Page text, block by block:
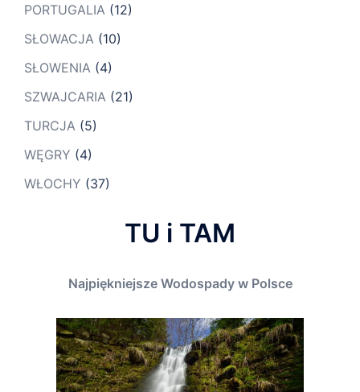
PORTUGALIA (12)
SŁOWACJA (10)
SŁOWENIA (4)
SZWAJCARIA (21)
TURCJA (5)
WĘGRY (4)
WŁOCHY (37)
TU i TAM
Najpiękniejsze Wodospady w Polsce